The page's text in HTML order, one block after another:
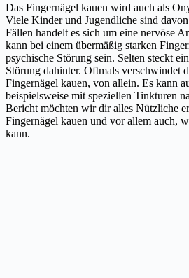
Das Fingernägel kauen wird auch als
Viele Kinder und Jugendliche sind
Fällen handelt es sich um eine nervöse
kann bei einem übermäßig starken
psychische Störung sein. Selten steckt
Störung dahinter. Oftmals verschwindet
Fingernägel kauen, von allein. Es kann
beispielsweise mit speziellen Tinkturen
Bericht möchten wir dir alles Nützliche
Fingernägel kauen und vor allem auch,
kann.